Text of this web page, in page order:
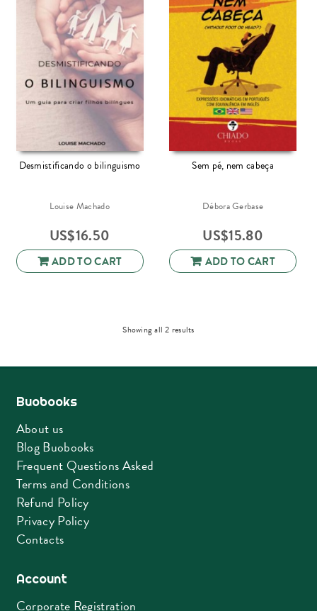
Desmistificando o bilinguismo
Louise Machado
US$16.50
ADD TO CART
Sem pé, nem cabeça
Débora Gerbase
US$15.80
ADD TO CART
Showing all 2 resultsSorted
Buobooks
About us
Blog Buobooks
Frequent Questions Asked
Terms and Conditions
Refund Policy
Privacy Policy
Contacts
Account
Corporate Registration